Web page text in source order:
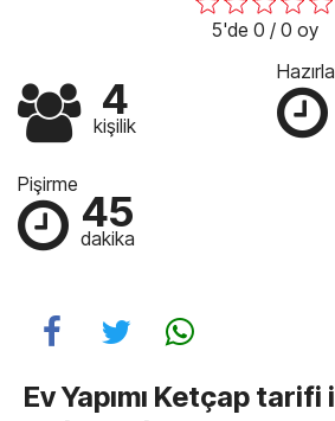
5'de 0 / 0 oy
4
kişilik
Pişirme
45
dakika
Ev Yapımı Ketçap